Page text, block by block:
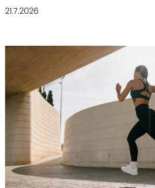
21.7.2026